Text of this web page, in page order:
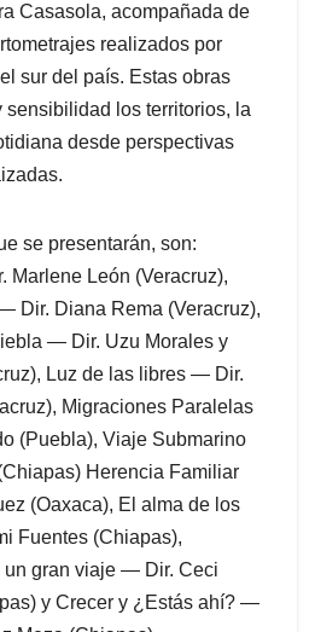
Casasola, acompañada de
realizados por
sur del país. Estas obras
sensibilidad los territorios, la
desde perspectivas
se presentarán, son:
Marlene León (Veracruz),
Dir. Diana Rema (Veracruz),
— Dir. Uzu Morales y
Luz de las libres — Dir.
Migraciones Paralelas
(Puebla), Viaje Submarino
Herencia Familiar
(Oaxaca), El alma de los
Fuentes (Chiapas),
un gran viaje — Dir. Ceci
y Crecer y ¿Estás ahí? —